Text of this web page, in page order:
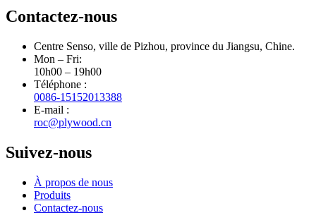
Contactez-nous
Centre Senso, ville de Pizhou, province du Jiangsu, Chine.
Mon – Fri:
10h00 – 19h00
Téléphone :
0086-15152013388
E-mail :
roc@plywood.cn
Suivez-nous
À propos de nous
Produits
Contactez-nous